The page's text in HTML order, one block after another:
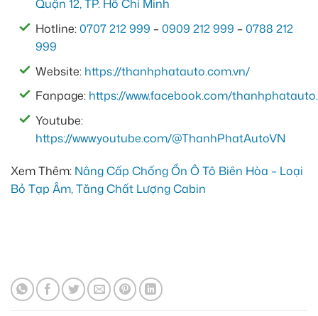
Quận 12, TP. Hồ Chí Minh
Hotline:0707 212 999 –0909 212 999 –0788 212
999
Website: https://thanhphatauto.com.vn/
Fanpage: https://www.facebook.com/
Youtube:
https://www.youtube.com/@ThanhPhatAutoVN
Xem Thêm: Nâng Cấp Chống Ồn Ô Tô Biên Hòa – Loại
Bỏ Tạp Âm, Tăng Chất Lượng Cabin